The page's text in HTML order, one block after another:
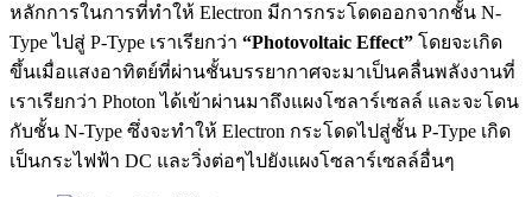
หลักการในการที่ทำให้ Electron มีการกระโดดออกจากชั้น N-
Type ไปสู่ P-Type เราเรียกว่า “Photovoltaic Effect” โดยจะเกิด
ขึ้นเมื่อแสงอาทิตย์ที่ผ่านชั้นบรรยากาศจะมาเป็นคลื่นพลังงานที่
เราเรียกว่า Photon ได้เข้าผ่านมาถึงแผงโซลาร์เซลล์ และจะโดน
กับชั้น N-Type ซึ่งจะทำให้ Electron กระโดดไปสู่ชั้น P-Type เกิด
เป็นกระไฟฟ้า DC และวิ่งต่อๆไปยังแผงโซลาร์เซลล์อื่นๆ